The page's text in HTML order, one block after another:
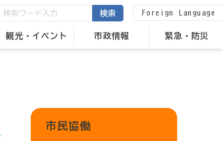
観光・イベント 市政情報 緊急・防災
検索 Foreign Language
市民協働